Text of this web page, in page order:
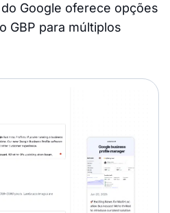
Google oferece opções
GBP para múltiplos